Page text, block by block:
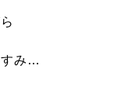
すみ…